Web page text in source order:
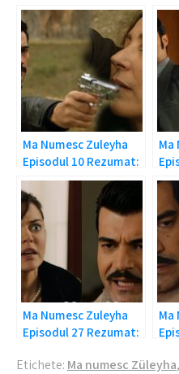
Ma Numesc Zuleyha
Episodul 10 Rezumat:
Yilmaz o raneste pe
Hunkar!
Ma
Ma Numesc Zuleyha
Episodul 27 Rezumat:
Ma
Etichete: Ma numesc Züleyha,